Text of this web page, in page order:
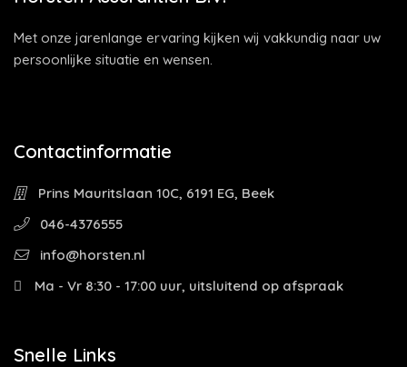
Met onze jarenlange ervaring kijken wij vakkundig naar uw
persoonlijke situatie en wensen.
Contactinformatie
Prins Mauritslaan 10C, 6191 EG, Beek
046-4376555
info@horsten.nl
Ma - Vr 8:30 - 17:00 uur, uitsluitend op afspraak
Snelle Links